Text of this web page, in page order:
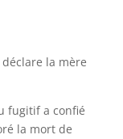
la mère
fugitif a confié
la mort de